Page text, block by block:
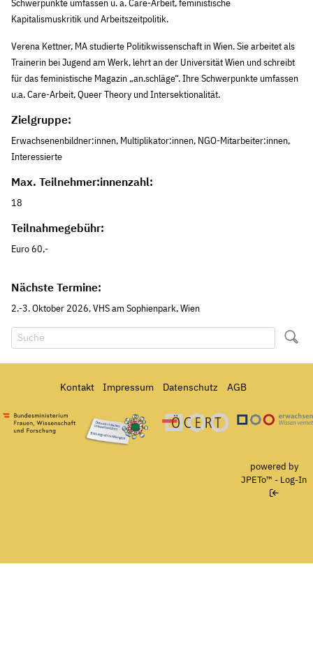
Kapitalismuskritik und Arbeitszeitpolitik.
Verena Kettner, MA studierte Politikwissenschaft in Wien. Sie arbeitet als
Trainerin bei Jugend am Werk, lehrt an der Universität Wien und schreibt
für das feministische Magazin „an.schläge“. Ihre Schwerpunkte umfassen
u.a. Care-Arbeit, Queer Theory und Intersektionalität.
Zielgruppe:
Erwachsenenbildner:innen, Multiplikator:innen, NGO-Mitarbeiter:innen,
Interessierte
Max. Teilnehmer:innenzahl:
18
Teilnahmegebühr:
Euro 60,-
Nächste Termine:
2.-3. Oktober 2026, VHS am Sophienpark, Wien
Kontakt Impressum Datenschutz AGB
Bundesministerium für Frauen, Wissenschaft und Forschung
Österreichisches Umweltzeichen für
Ö-Cert
powered by
JPETo™ - Log-In